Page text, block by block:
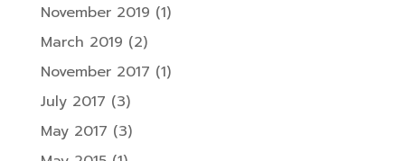
November 2019 (1)
March 2019 (2)
November 2017 (1)
July 2017 (3)
May 2017 (3)